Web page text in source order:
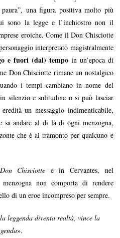
paura”, una figura positiva molto più
sono la legge e l’inchiostro non il
eroiche. Come il Don Chisciotte
interpretato magistralmente
e fuori (dal) tempoin un’epoca di
Don Chisciotte rimane un nostalgico
i tempi cambiano in nome del
silenzio e solitudine o si può lasciar
un messaggio indimenticabile,
sa andare al di là di ogni menzogna,
che è al tramonto per qualcuno e
Chisciotte e in Cervantes, nel
non comporta di rendere
di un eroe incompreso per sempre.
leggenda diventa realtà, vince la
».